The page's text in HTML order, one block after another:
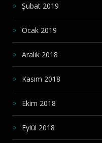
Şubat 2019
Ocak 2019
Aralık 2018
Kasım 2018
Ekim 2018
Eylül 2018